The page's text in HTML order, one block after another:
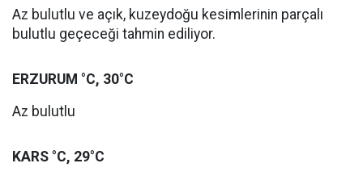
Az bulutlu ve açık, kuzeydoğu kesimlerinin parçalı
bulutlu geçeceği tahmin ediliyor.
ERZURUM °C, 30°C
Az bulutlu
KARS °C, 29°C